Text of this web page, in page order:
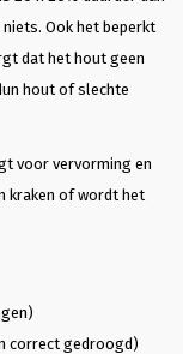
Ook het beperkt
dat het hout geen
hout of slechte
voor vervorming en
kraken of wordt het
correct gedroogd)